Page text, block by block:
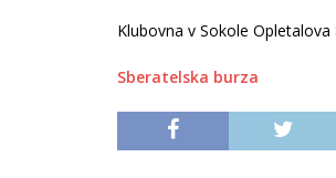
Klubovna v Sokole
Sberatelska burza